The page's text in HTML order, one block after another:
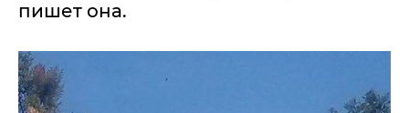
пишет она.